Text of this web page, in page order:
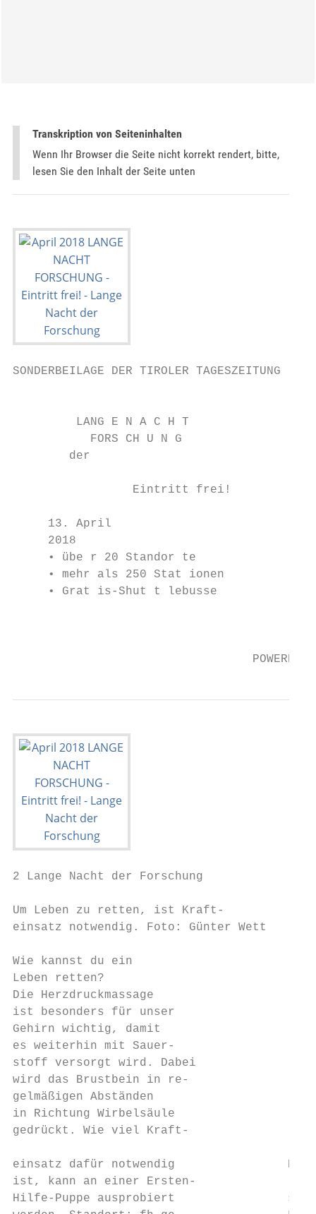
Transkription von Seiteninhalten
Wenn Ihr Browser die Seite nicht korrekt rendert, bitte,
lesen Sie den Inhalt der Seite unten
SONDERBEILAGE DER TIROLER TAGESZEITUNG
         LANG E N A C H T
           FORS CH U N G
        der
                 Eintritt frei!
     13. April
     2018
     • übe r 20 Standor te
     • mehr als 250 Stat ionen
     • Grat is-Shut t lebusse
POWERED
2 Lange Nacht der Forschung
Um Leben zu retten, ist Kraft-
einsatz notwendig. Foto: Günter Wett
Wie kannst du ein
Leben retten?
Die Herzdruckmassage
ist besonders für unser
Gehirn wichtig, damit
es weiterhin mit Sauer-
stoff versorgt wird. Dabei
wird das Brustbein in re-
gelmäßigen Abständen
in Richtung Wirbelsäule
gedrückt. Wie viel Kraft-
einsatz dafür notwendig                Durch
ist, kann an einer Ersten-             lernen
Hilfe-Puppe ausprobiert